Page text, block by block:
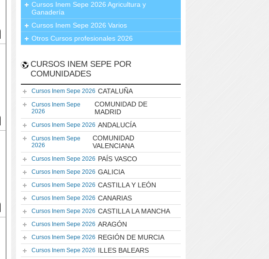
Cursos Inem Sepe 2026 Agricultura y
Ganadería
Cursos Inem Sepe 2026 Varios
Otros Cursos profesionales 2026
CURSOS INEM SEPE POR
COMUNIDADES
Cursos Inem Sepe 2026 CATALUÑA
Cursos Inem Sepe
2026
COMUNIDAD DE
MADRID
Cursos Inem Sepe 2026 ANDALUCÍA
Cursos Inem Sepe
2026
COMUNIDAD
VALENCIANA
Cursos Inem Sepe 2026 PAÍS VASCO
Cursos Inem Sepe 2026 GALICIA
Cursos Inem Sepe 2026 CASTILLA Y LEÓN
Cursos Inem Sepe 2026 CANARIAS
Cursos Inem Sepe 2026 CASTILLA LA MANCHA
Cursos Inem Sepe 2026 ARAGÓN
Cursos Inem Sepe 2026 REGIÓN DE MURCIA
Cursos Inem Sepe 2026 ILLES BALEARS